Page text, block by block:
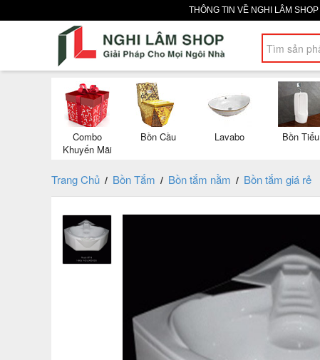
THÔNG TIN VỀ NGHI LÂM SHOP
Combo
Khuyến Mãi
Bồn Cầu Lavabo Bồn Tiểu
Trang Chủ / Bồn Tắm / Bồn tắm nằm / Bồn tắm giá rẻ